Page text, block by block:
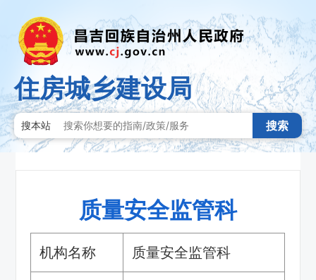
住房城乡建设局
搜本站 搜索
质量安全监管科
机构名称 质量安全监管科